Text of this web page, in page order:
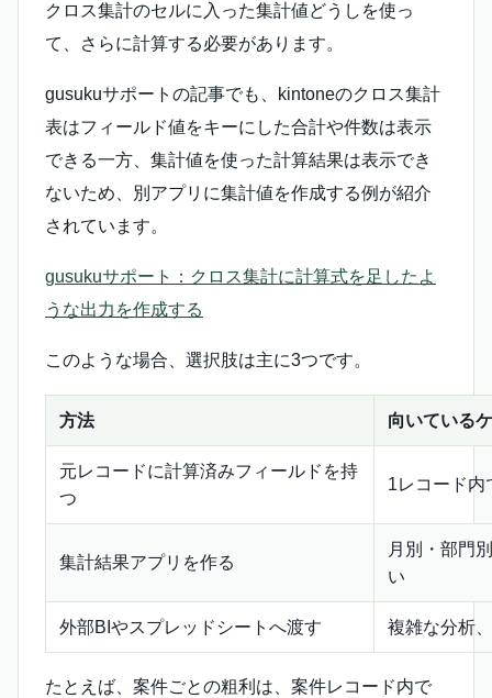
クロス集計のセルに入った集計値どうしを使っ
て、さらに計算する必要があります。
gusukuサポートの記事でも、kintoneのクロス集計
表はフィールド値をキーにした合計や件数は表示
できる一方、集計値を使った計算結果は表示でき
ないため、別アプリに集計値を作成する例が紹介
されています。
gusukuサポート：クロス集計に計算式を足したよ
うな出力を作成する
このような場合、選択肢は主に3つです。
方法 向いている
元レコードに計算済みフィールドを持
つ
1レコード内
集計結果アプリを作る
月別・部門
い
外部BIやスプレッドシートへ渡す 複雑な分析
たとえば、案件ごとの粗利は、案件レコード内で